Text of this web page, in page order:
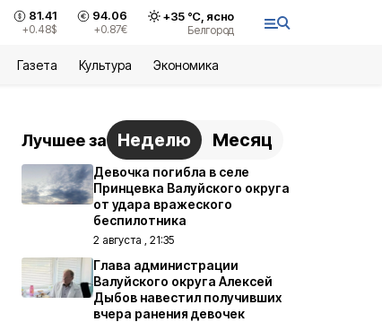
81.41
+0.48$
94.06
+0.87€
+35°С, ясно
Белгород
Газета Культура Экономика
Лучшее за Неделю Месяц
Девочка погибла в селе
Принцевка Валуйского округа
от удара вражеского
беспилотника
2 августа , 21:35
Глава администрации
Валуйского округа Алексей
Дыбов навестил получивших
вчера ранения девочек